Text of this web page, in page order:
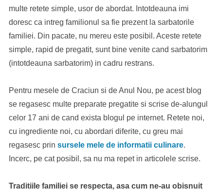
multe retete simple, usor de abordat. Intotdeauna imi
doresc ca intreg familionul sa fie prezent la sarbatorile
familiei. Din pacate, nu mereu este posibil. Aceste retete
simple, rapid de pregatit, sunt bine venite cand sarbatorim
(intotdeauna sarbatorim) in cadru restrans.
Pentru mesele de Craciun si de Anul Nou, pe acest blog
se regasesc multe preparate pregatite si scrise de-alungul
celor 17 ani de cand exista blogul pe internet. Retete noi,
cu ingrediente noi, cu abordari diferite, cu greu mai
regasesc prin sursele mele de informatii culinare.
Incerc, pe cat posibil, sa nu ma repet in articolele scrise.
Traditiile familiei se respecta, asa cum ne-au obisnuit